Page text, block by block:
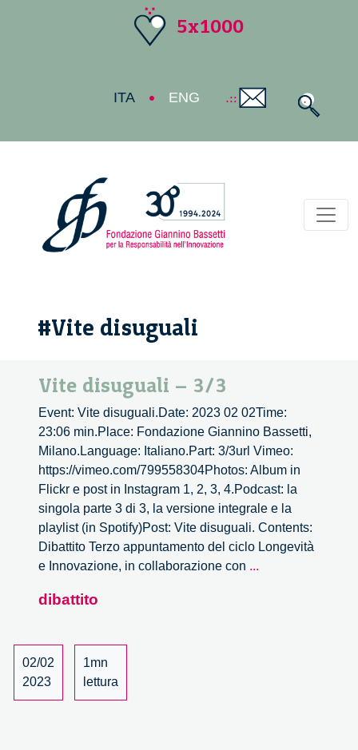
5x1000
ITA ENG
#Vite disuguali
Vite disuguali – 3/3
Event: Vite disuguali.Date: 2023 02 02Time:
23:06 min.Place: Fondazione Giannino Bassetti,
Milano.Language: Italiano.Part: 3/3url Vimeo:
https://vimeo.com/799558304Photos: Album in
Flickr e post in Instagram 1, 2, 3, 4.Podcast: la
singola parte 3 di 3, la versione integrale e la
playlist (in Spotify)Post: Vite disuguali. Contents:
Dibattito Terzo appuntamento del ciclo Longevità
e Innovazione, in collaborazione con ...
dibattito
02/02
2023
1mn
lettura